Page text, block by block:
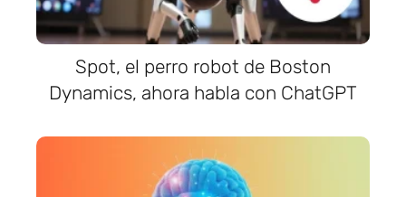
Spot, el perro robot de Boston
Dynamics, ahora habla con ChatGPT